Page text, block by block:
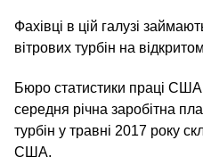
Фахівці в цій галузі
вітрових турбін на
Бюро статистики праці
середня річна заробітна
турбін у травні 2017 року
США.